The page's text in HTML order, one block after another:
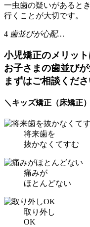
一虫歯の疑いがあると
行くことが大切です。
4 歯並びが心配…
小児矯正のメリット
お子さまの歯並び
まずはご相談くださ
＼キッズ矯正（床矯正
将来歯を
抜かなくてすむ
痛みが
ほとんどない
取り外し
OK